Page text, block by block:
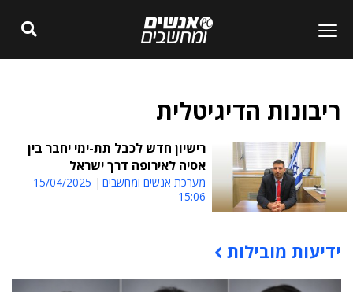
ריבונות הדיגיטלית
רישיון חדש לכבל תת-ימי יחבר בין
אסיה לאירופה דרך ישראל
מערכת אנשים ומחשבים
15/04/2025
15:06
תוכן פרסומי
ידיעות מובילות